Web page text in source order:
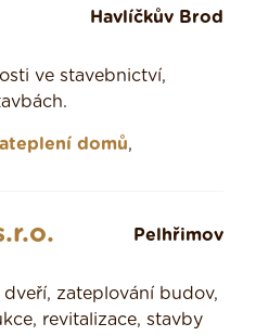
Havlíčkův Brod
ve stavebnictví,
domů,
Pelhřimov
zateplování budov,
revitalizace, stavby